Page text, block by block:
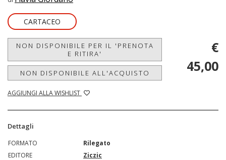
CARTACEO
NON DISPONIBILE PER IL 'PRENOTA
E RITIRA'
NON DISPONIBILE ALL'ACQUISTO
AGGIUNGI ALLA WISHLIST
€
45,00
Dettagli
FORMATO
Rilegato
EDITORE
Ziczic